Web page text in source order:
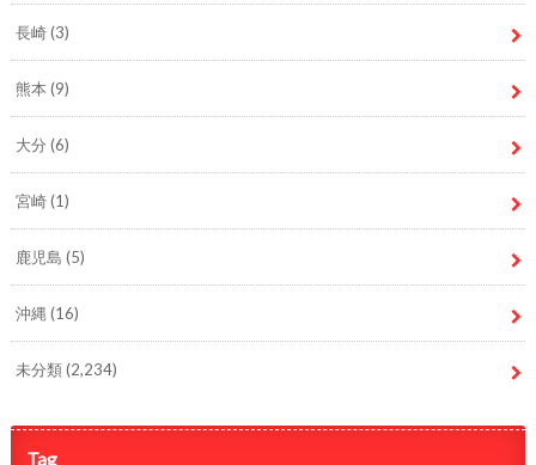
長崎(3)
熊本 (9)
大分 (6)
宮崎(1)
鹿児島 (5)
沖縄(16)
未分類(2,234)
Tag